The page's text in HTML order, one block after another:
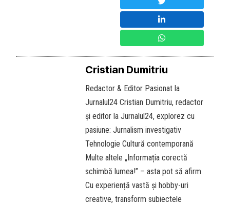
Cristian Dumitriu
Redactor & Editor Pasionat la
Jurnalul24 Cristian Dumitriu, redactor
și editor la Jurnalul24, explorez cu
pasiune: Jurnalism investigativ
Tehnologie Cultură contemporană
Multe altele „Informația corectă
schimbă lumea!” – asta pot să afirm.
Cu experiență vastă și hobby-uri
creative, transform subiectele